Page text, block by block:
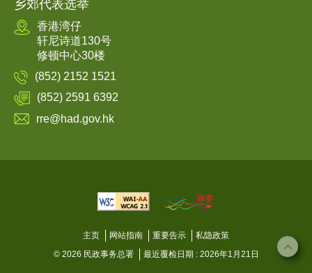
乡郊代表选举
香港湾仔
轩尼诗道130号
修顿中心30楼
(852) 2152 1521
(852) 2591 6392
rre@had.gov.hk
主页 网站指南 重要告示
私隐政策
© 2026 民政事务总署
最近覆检日期 : 2026年1月21日